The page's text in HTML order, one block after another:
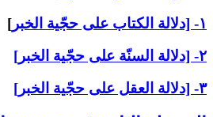
۱- [دلالة الكتاب على حجّية الخبر
]
۲- [دلالة السنّة على حجّية الخبر]
۳- [دلالة العقل على حجّية الخبر]